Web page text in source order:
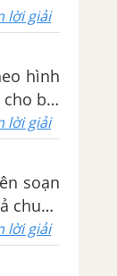
lời giải
hình
bài
lời giải
soạn
chuẩn
lời giải